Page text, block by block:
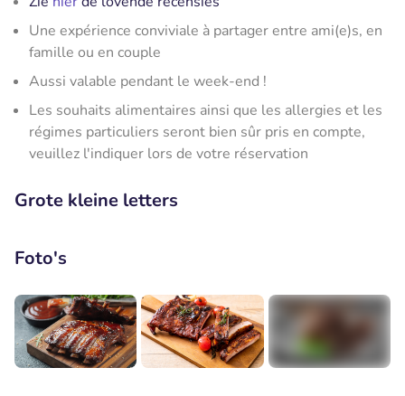
Une expérience conviviale à partager entre ami(e)s, en
famille ou en couple
Aussi valable pendant le week-end !
Les souhaits alimentaires ainsi que les allergies et les
régimes particuliers seront bien sûr pris en compte,
veuillez l'indiquer lors de votre réservation
Grote kleine letters
Foto's